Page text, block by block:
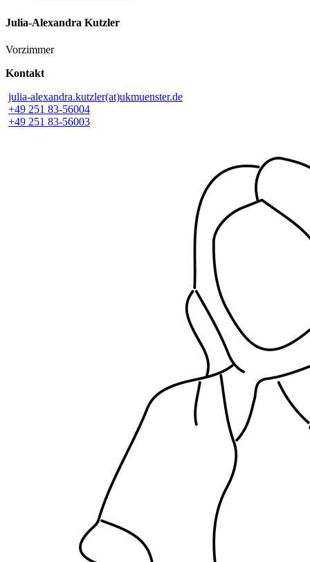
Julia-Alexandra Kutzler
Vorzimmer
Kontakt
julia-alexandra.kutzler(at)ukmuenster.de
+49 251 83-56004
+49 251 83-56003